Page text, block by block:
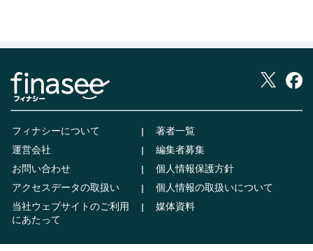
フィナシーについて
著者一覧
運営会社
編集者募集
お問い合わせ
個人情報保護方針
アクセスデータの取扱い
個人情報の取扱いについて
当社ウェブサイトのご利用
にあたって
媒体資料